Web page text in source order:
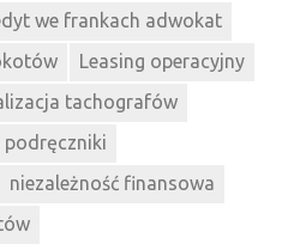
we frankach adwokat
Leasing operacyjny
tachografów
podręczniki
niezależność finansowa